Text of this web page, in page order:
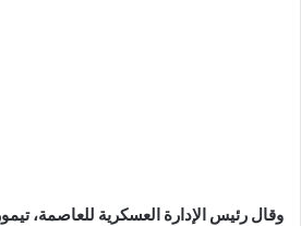
وقال رئيس الإدارة العسكرية للعاصمة،